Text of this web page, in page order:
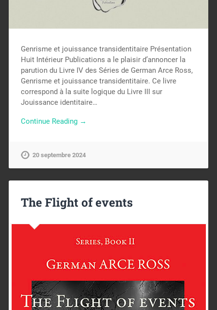
Genrisme et jouissance transidentitaire Présentation
Huit Intérieur Publications a le plaisir d’annoncer la
parution du Livre IV des Séries de German Arce Ross,
Genrisme et jouissance transidentitaire. Ce livre
correspond à la suite logique du Livre III sur
Jouissance identitaire…
Continue Reading →
20 septembre 2024
The Flight of events